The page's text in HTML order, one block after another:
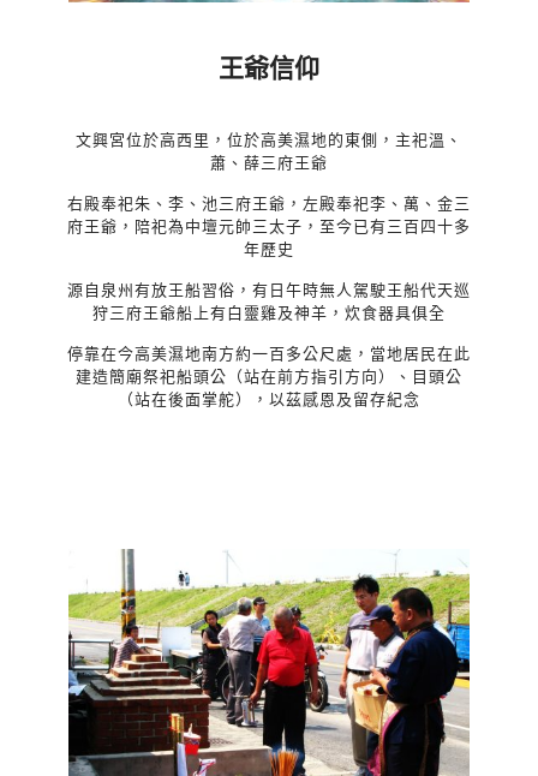
王爺信仰
文興宮位於高西里，位於高美濕地的東側，主祀溫、
蕭、薛三府王爺
右殿奉祀朱、李、池三府王爺，左殿奉祀李、萬、金三
府王爺，陪祀為中壇元帥三太子，至今已有三百四十多
年歷史
源自泉州有放王船習俗，有日午時無人駕駛王船代天巡
狩三府王爺船上有白靈雞及神羊，炊食器具俱全
停靠在今高美濕地南方約一百多公尺處，當地居民在此
建造簡廟祭祀船頭公（站在前方指引方向）、目頭公
（站在後面掌舵），以茲感恩及留存紀念